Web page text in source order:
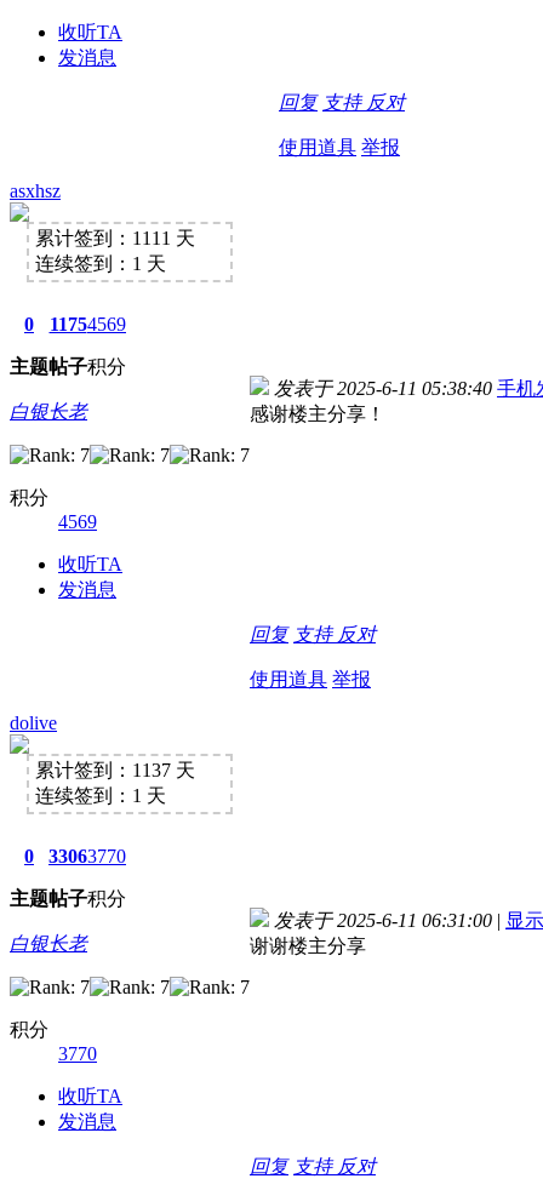
收听TA
发消息
回复 支持 反对
使用道具 举报
asxhsz
累计签到：1111 天
连续签到：1 天
0
主题
1175
帖子
4569
积分
白银长老
积分
4569
收听TA
发消息
发表于 2025-6-11 05:38:40 手机
感谢楼主分享！
回复 支持 反对
使用道具 举报
dolive
累计签到：1137 天
连续签到：1 天
0
主题
3306
帖子
3770
积分
白银长老
积分
3770
收听TA
发消息
发表于 2025-6-11 06:31:00 | 显
谢谢楼主分享
回复 支持 反对